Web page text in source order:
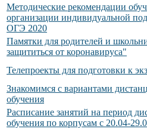
Методические рекомендации
организации индивидуальной
ОГЭ 2020
Памятки для родителей и
защититься от коронавируса"
Телепроекты для подготовки к
Знакомимся с вариантами
обучения
Расписание занятий на период
обучения по корпусам с 20.04-